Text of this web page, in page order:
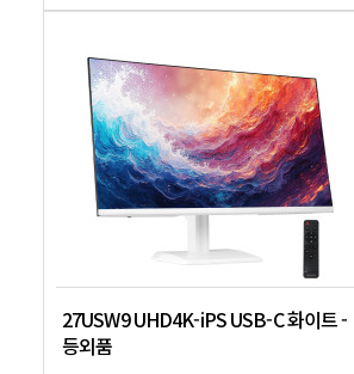
27USW9 UHD4K-iPS USB-C 화이트 -
등외품